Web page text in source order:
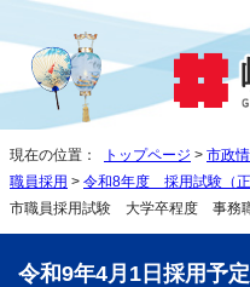
現在の位置： トップページ > 市政
職員採用 > 令和8年度 採用試験（正
市職員採用試験 大学卒程度 事務
令和9年4月1日採用予